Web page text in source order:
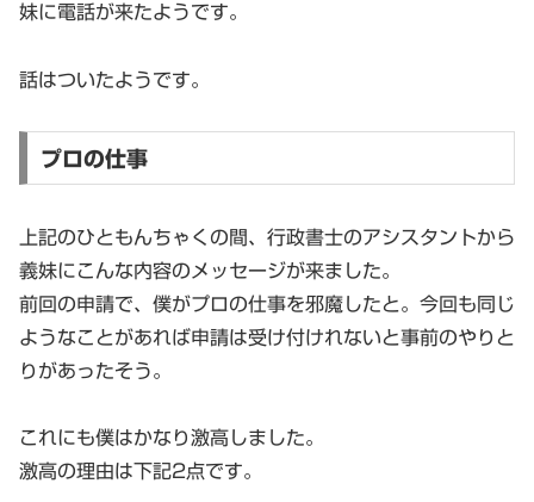
妹に電話が来たようです。
話はついたようです。
プロの仕事
上記のひともんちゃくの間、行政書士のアシスタントから
義妹にこんな内容のメッセージが来ました。
前回の申請で、僕がプロの仕事を邪魔したと。今回も同じ
ようなことがあれば申請は受け付けれないと事前のやりと
りがあったそう。
これにも僕はかなり激高しました。
激高の理由は下記2点です。